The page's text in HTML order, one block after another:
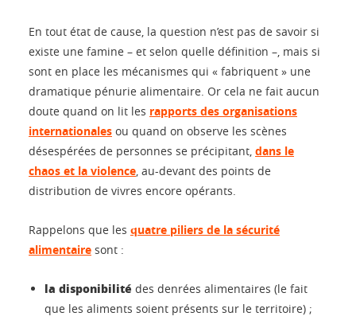
En tout état de cause, la question n’est pas de savoir si
existe une famine – et selon quelle définition –, mais si
sont en place les mécanismes qui « fabriquent » une
dramatique pénurie alimentaire. Or cela ne fait aucun
doute quand on lit les rapports des organisations
internationales ou quand on observe les scènes
désespérées de personnes se précipitant, dans le
chaos et la violence , au-devant des points de
distribution de vivres encore opérants.
Rappelons que les quatre piliers de la sécurité
alimentaire sont :
la disponibilité des denrées alimentaires (le fait
que les aliments soient présents sur le territoire) ;